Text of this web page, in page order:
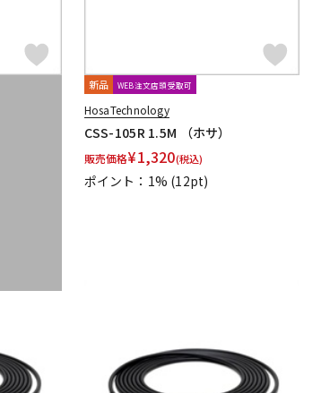
新品 WEB注文店頭受取可
HosaTechnology
CSS-105R 1.5M （ホサ）
販売価格¥1,320(税込)
ポイント：1% (12pt)